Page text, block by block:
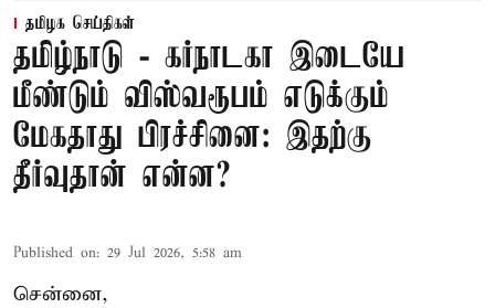
தமிழக செய்திகள்
தமிழ்நாடு - கர்நாடகா இடையே
மீண்டும் விஸ்வரூபம் எடுக்கும்
மேகதாது பிரச்சினை: இதற்கு
தீர்வுதான் என்ன?
Published on: 29 Jul 2026, 5:58 am
சென்னை,